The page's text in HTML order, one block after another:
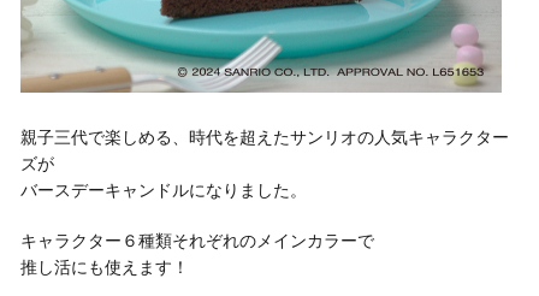
親子三代で楽しめる、時代を超えたサンリオの人気キャラクター
ズが
バースデーキャンドルになりました。
キャラクター６種類それぞれのメインカラーで
推し活にも使えます！